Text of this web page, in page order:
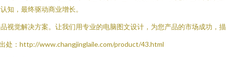
知，最终驱动商业增长。
觉解决方案。让我们用专业的电脑图文设计，为您产品的市场成功，描
处：http://www.changjinglaile.com/product/43.html